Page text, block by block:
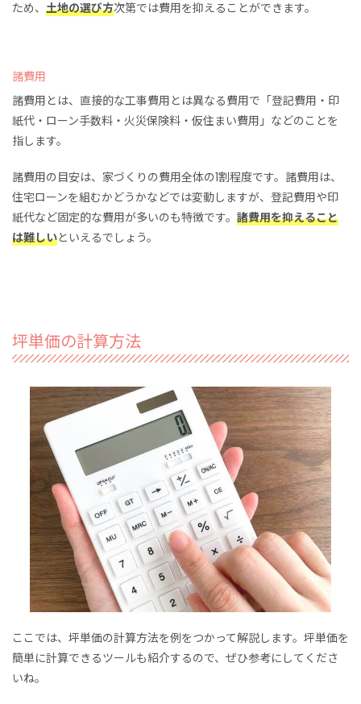
ため、 土地の選び方次第では費用を抑えることができます。
諸費用
諸費用とは、直接的な工事費用とは異なる費用で「登記費用・印
紙代・ローン手数料・火災保険料・仮住まい費用」などのことを
指します。
諸費用の目安は、家づくりの費用全体の1割程度です。諸費用は、
住宅ローンを組むかどうかなどでは変動しますが、登記費用や印
紙代など固定的な費用が多いのも特徴です。 諸費用を抑えること
は難しいといえるでしょう。
坪単価の計算方法
ここでは、坪単価の計算方法を例をつかって解説します。坪単価を
簡単に計算できるツールも紹介するので、ぜひ参考にしてくださ
いね。